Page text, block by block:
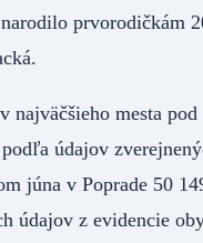
prvorodičkám
najväčšieho mesta
údajov
júna v Poprade 50
údajov z evidencie